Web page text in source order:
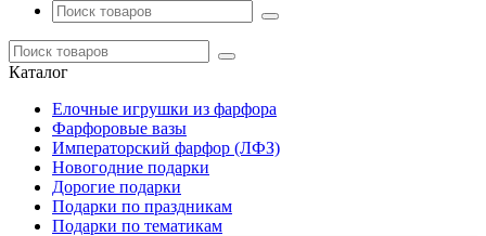
Каталог
Елочные игрушки из фарфора
Фарфоровые вазы
Императорский фарфор (ЛФЗ)
Новогодние подарки
Дорогие подарки
Подарки по праздникам
Подарки по тематикам